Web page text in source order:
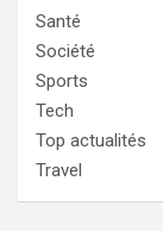
Santé
Société
Sports
Tech
Top actualités
Travel